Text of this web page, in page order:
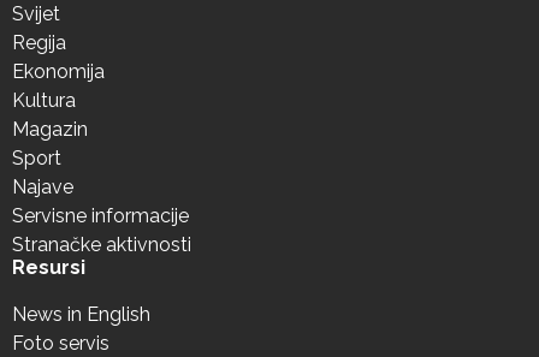
Svijet
Regija
Ekonomija
Kultura
Magazin
Sport
Najave
Servisne informacije
Stranačke aktivnosti
Resursi
News in English
Foto servis